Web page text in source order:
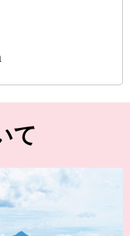
て